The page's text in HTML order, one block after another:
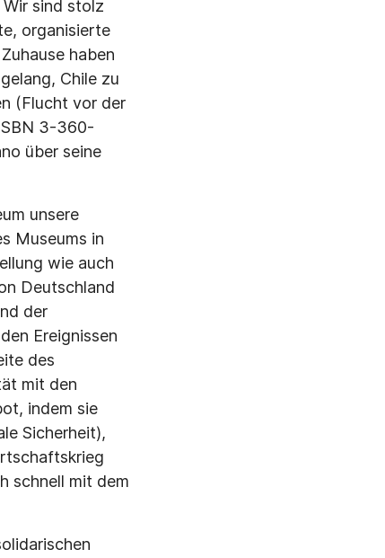
sind stolz
organisierte
haben
Chile zu
(Flucht vor der
3-360-
über seine
unsere
Museums in
wie auch
Deutschland
der
Ereignissen
des
mit den
indem sie
Sicherheit),
schnell mit dem